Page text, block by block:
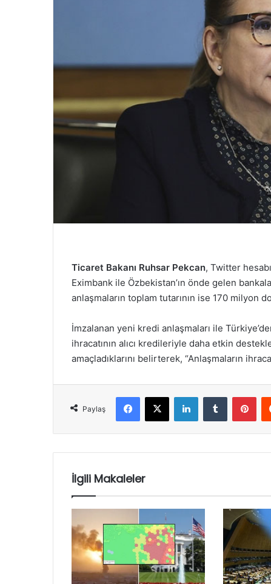
Ticaret Bakanı Ruhsar Pekcan, Twitter
Eximbank ile Özbekistan’ın önde gelen
anlaşmaların toplam tutarının ise 170 milyon
İmzalanan yeni kredi anlaşmaları ile
ihracatının alıcı kredileriyle daha etkin
amaçladıklarını belirterek, “Anlaşmaların
Paylaş
Facebook
X LinkedInTumblr
İlgili Makaleler